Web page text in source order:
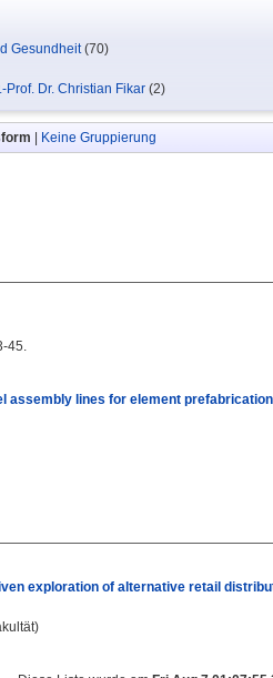
Gesundheit(70)
Dr. Christian Fikar (2)
Keine Gruppierung
45.
assembly lines for element
exploration of alternative retail